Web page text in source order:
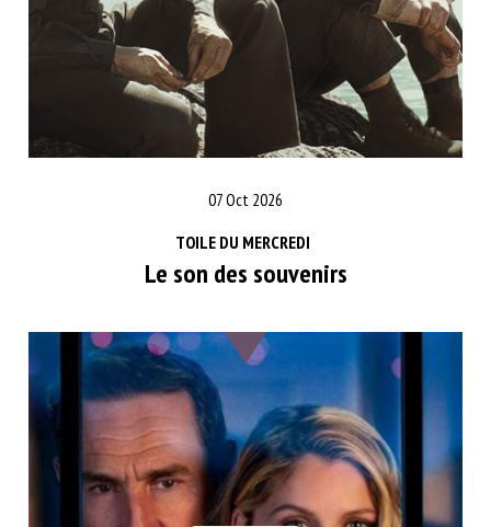
07 Oct 2026
TOILE DU MERCREDI
Le son des souvenirs